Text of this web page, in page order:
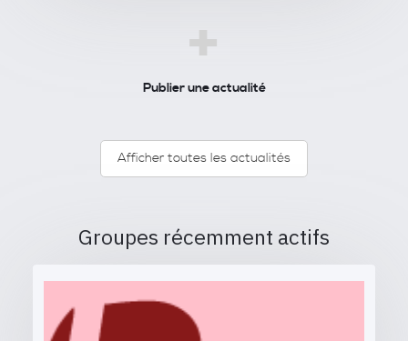
+
Publier une actualité
Afficher toutes les actualités
Groupes récemment actifs